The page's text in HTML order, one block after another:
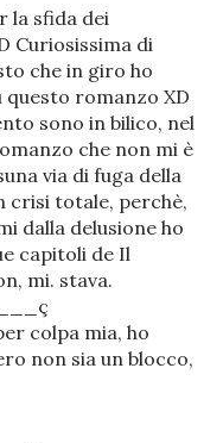
la sfida dei
Curiosissima di
che in giro ho
romanzo XD
sono in bilico, nel
che non mi è
via di fuga della
crisi totale, perchè,
dalla delusione ho
capitoli de Il
mi. stava.
colpa mia, ho
non sia un blocco,